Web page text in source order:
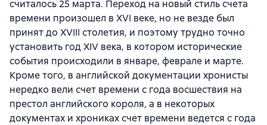
считалось 25 марта. Переход на новый стиль счета
времени произошел в XVI веке, но не везде был
принят до XVIII столетия, и поэтому трудно точно
установить год XIV века, в котором исторические
события происходили в январе, феврале и марте.
Кроме того, в английской документации хронисты
нередко вели счет времени с года восшествия на
престол английского короля, а в некоторых
документах и хрониках счет времени ведется с года